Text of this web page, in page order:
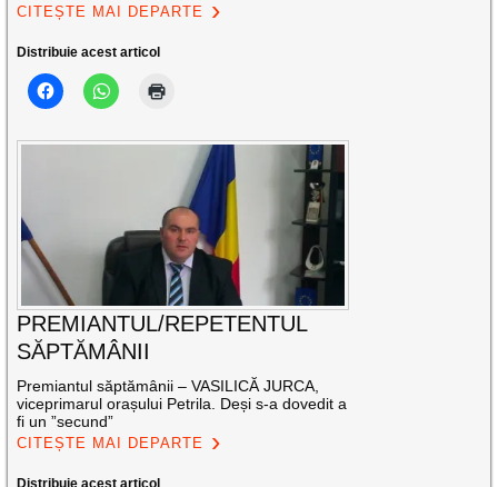
CITEȘTE MAI DEPARTE
Distribuie acest articol
PREMIANTUL/REPETENTUL
SĂPTĂMÂNII
Premiantul săptămânii – VASILICĂ JURCA,
viceprimarul orașului Petrila. Deși s-a dovedit a
fi un ”secund”
CITEȘTE MAI DEPARTE
Distribuie acest articol